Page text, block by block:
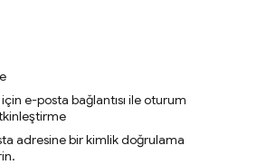
e-posta bağlantısı ile oturum
adresine bir kimlik doğrulama